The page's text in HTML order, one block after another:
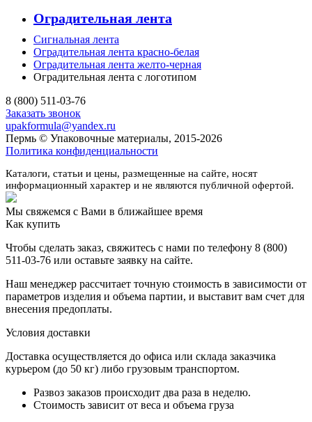
Оградительная лента
Сигнальная лента
Оградительная лента красно-белая
Оградительная лента желто-черная
Оградительная лента с логотипом
8 (800) 511-03-76
Заказать звонок
upakformula@yandex.ru
Пермь © Упаковочные материалы, 2015-2026
Политика конфиденциальности
Каталоги, статьи и цены, размещенные на сайте, носят
информационный характер и не являются публичной офертой.
Мы свяжемся с Вами в ближайшее время
Как купить
Чтобы сделать заказ, свяжитесь с нами по телефону 8 (800)
511-03-76 или оставьте заявку на сайте.
Наш менеджер рассчитает точную стоимость в зависимости от
параметров изделия и объема партии, и выставит вам счет для
внесения предоплаты.
Условия доставки
Доставка осуществляется до офиса или склада заказчика
курьером (до 50 кг) либо грузовым транспортом.
Развоз заказов происходит два раза в неделю.
Стоимость зависит от веса и объема груза